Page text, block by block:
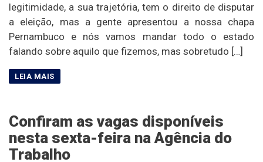
legitimidade, a sua trajetória, tem o direito de disputar
a eleição, mas a gente apresentou a nossa chapa
Pernambuco e nós vamos mandar todo o estado
falando sobre aquilo que fizemos, mas sobretudo […]
Confiram as vagas disponíveis
nesta sexta-feira na Agência do
Trabalho